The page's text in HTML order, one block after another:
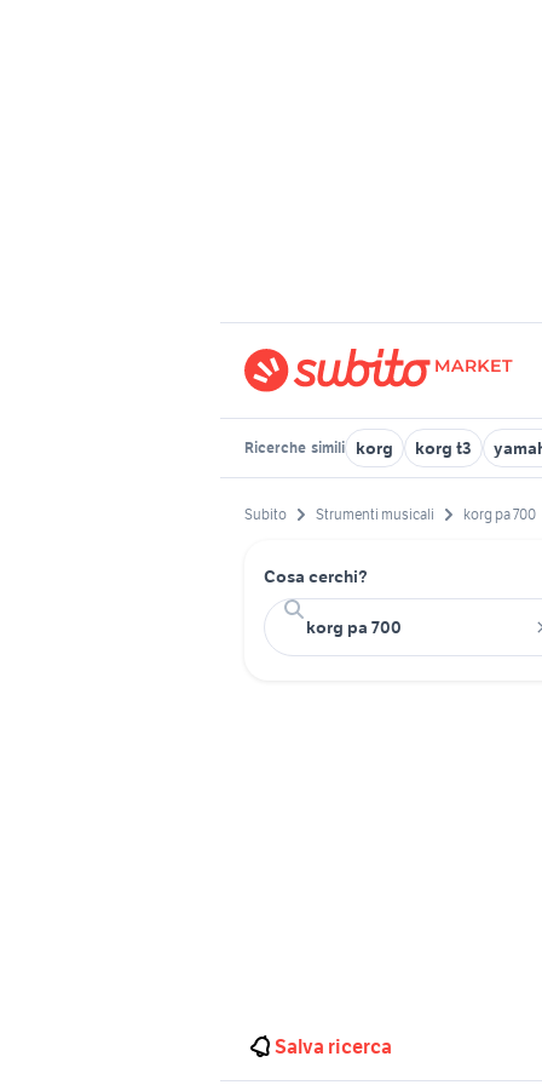
Ricerche simili korg korg t3
Subito Strumenti musicali korg pa 700
Cosa cerchi?
Salva ricerca